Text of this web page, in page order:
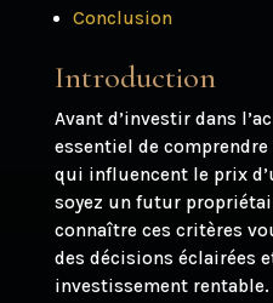
Conclusion
Introduction
Avant d’investir dans
essentiel de
qui influencent le prix
soyez un futur
connaître ces critères
des décisions éclairées
investissement rentable.